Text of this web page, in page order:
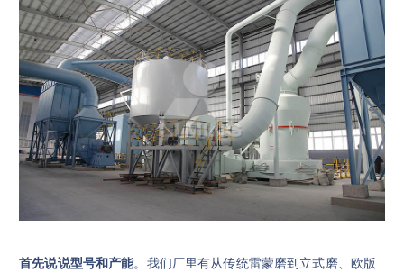
首先说说型号和产能。我们厂里有从传统雷蒙磨到立式磨、欧版